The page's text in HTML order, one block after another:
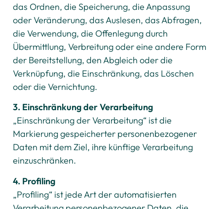
das Ordnen, die Speicherung, die Anpassung
oder Veränderung, das Auslesen, das Abfragen,
die Verwendung, die Offenlegung durch
Übermittlung, Verbreitung oder eine andere Form
der Bereitstellung, den Abgleich oder die
Verknüpfung, die Einschränkung, das Löschen
oder die Vernichtung.
3. Einschränkung der Verarbeitung
„Einschränkung der Verarbeitung“ ist die
Markierung gespeicherter personenbezogener
Daten mit dem Ziel, ihre künftige Verarbeitung
einzuschränken.
4. Profiling
„Profiling“ ist jede Art der automatisierten